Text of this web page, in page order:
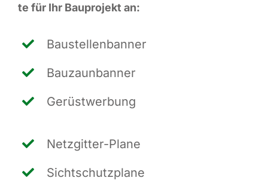
te für Ihr Bau­pro­jekt an:
Bau­stel­len­ban­ner
Bau­zaun­ban­ner
Gerüst­wer­bung
Netz­git­ter-Pla­ne
Sicht­schutz­pla­ne